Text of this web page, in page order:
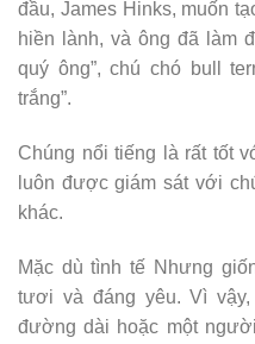
đầu, James Hinks, muốn
hiền lành, và ông đã làm
quý ông”, chú chó bull
trắng”.
Chúng nổi tiếng là rất tốt
luôn được giám sát với
khác.
Mặc dù tình tế Nhưng
tươi và đáng yêu. Vì
đường dài hoặc một